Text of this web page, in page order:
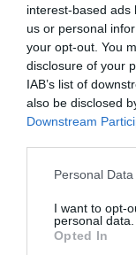
interest-based ads
us or personal
your opt-out. You
disclosure of your
IAB’s list of
also be disclosed
Downstream
Please note that
not limited to your
grant or deny
use your data for
Personal
I want to opt-
personal data.
Opted In
Η Φιλαρμονική